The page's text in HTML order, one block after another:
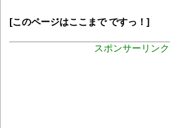
[このページはここまで ですっ！]
スポンサーリンク